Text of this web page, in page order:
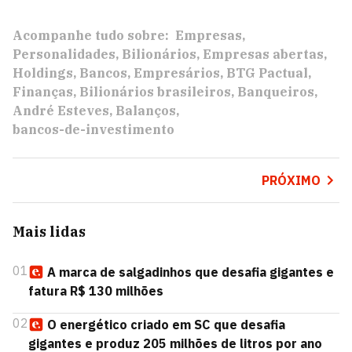
Acompanhe tudo sobre: Empresas
Personalidades Bilionários Empresas abertas
Holdings Bancos Empresários BTG Pactual
Finanças Bilionários brasileiros Banqueiros
André Esteves Balanços
bancos-de-investimento
PRÓXIMO
Mais lidas
01
A marca de salgadinhos que desafia gigantes e
fatura R$ 130 milhões
02
O energético criado em SC que desafia
gigantes e produz 205 milhões de litros por ano